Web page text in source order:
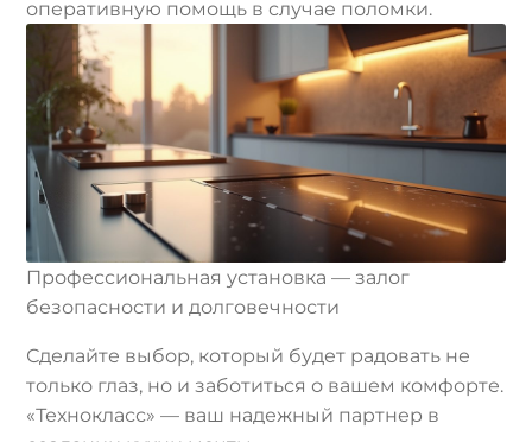
оперативную помощь в случае поломки.
Профессиональная установка — залог
безопасности и долговечности
Сделайте выбор, который будет радовать не
только глаз, но и заботиться о вашем комфорте.
«Технокласс» — ваш надежный партнер в